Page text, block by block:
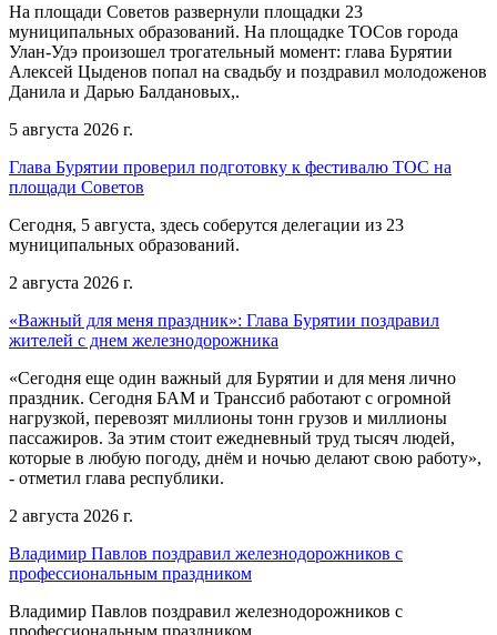
На площади Советов развернули площадки 23
муниципальных образований. На площадке ТОСов города
Улан-Удэ произошел трогательный момент: глава Бурятии
Алексей Цыденов попал на свадьбу и поздравил молодоженов
Данила и Дарью Балдановых,.
5 августа 2026 г.
Глава Бурятии проверил подготовку к фестивалю ТОС на
площади Советов
Сегодня, 5 августа, здесь соберутся делегации из 23
муниципальных образований.
2 августа 2026 г.
«Важный для меня праздник»: Глава Бурятии поздравил
жителей с днем железнодорожника
«Сегодня еще один важный для Бурятии и для меня лично
праздник. Сегодня БАМ и Транссиб работают с огромной
нагрузкой, перевозят миллионы тонн грузов и миллионы
пассажиров. За этим стоит ежедневный труд тысяч людей,
которые в любую погоду, днём и ночью делают свою работу»,
- отметил глава республики.
2 августа 2026 г.
Владимир Павлов поздравил железнодорожников с
профессиональным праздником
Владимир Павлов поздравил железнодорожников с
профессиональным праздником